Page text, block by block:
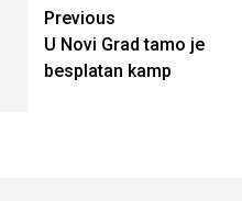
Continue
Reading
Previous
U Novi Grad tamo je
besplatan kamp